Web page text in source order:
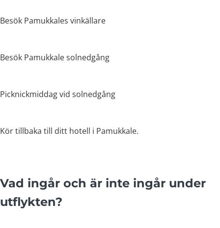
Besök Pamukkales vinkällare
Besök Pamukkale solnedgång
Picknickmiddag vid solnedgång
Kör tillbaka till ditt hotell i Pamukkale.
Vad ingår och är inte ingår under
utflykten?